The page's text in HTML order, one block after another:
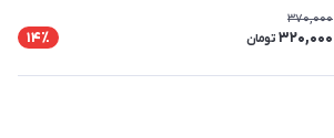
370,000
320,000 تومان 14٪